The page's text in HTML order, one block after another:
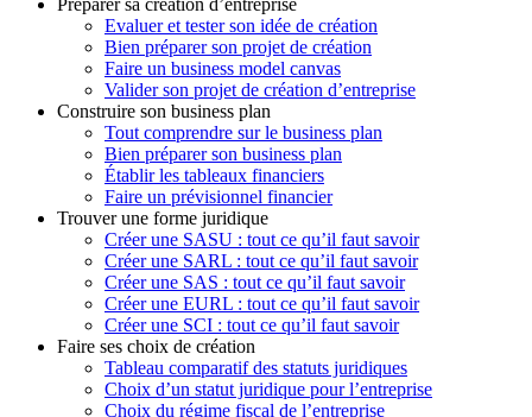
Evaluer et tester son idée de création
Bien préparer son projet de création
Faire un business model canvas
Valider son projet de création d’entreprise
Construire son business plan
Tout comprendre sur le business plan
Bien préparer son business plan
Établir les tableaux financiers
Faire un prévisionnel financier
Trouver une forme juridique
Créer une SASU : tout ce qu’il faut savoir
Créer une SARL : tout ce qu’il faut savoir
Créer une SAS : tout ce qu’il faut savoir
Créer une EURL : tout ce qu’il faut savoir
Créer une SCI : tout ce qu’il faut savoir
Faire ses choix de création
Tableau comparatif des statuts juridiques
Choix d’un statut juridique pour l’entreprise
Choix du régime fiscal de l’entreprise